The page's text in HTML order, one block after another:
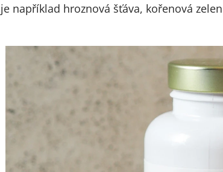
je například hroznová šťáva, kořenová